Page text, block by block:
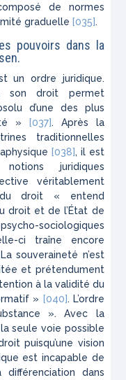
de normes
graduelle[035].
pouvoirs dans la
un ordre juridique.
son droit permet
d’une des plus
» [037]. Après la
traditionnelles
[038], il est
juridiques
véritablement
droit « entend
droit et de l’État de
sociologiques
ci traîne encore
souveraineté n’est
et prétendument
à la validité du
» [040]. L’ordre
». Avec la
seule voie possible
puisqu’une vision
est incapable de
dans